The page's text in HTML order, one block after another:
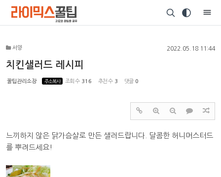
서양 2022.05.18 11:44
치킨샐러드 레시피
꿀팁관리소장 주소복사 조회 수 316 추천 수 3 댓글 0
느끼하지 않은 닭가슴살로 만든 샐러드랍니다. 달콤한 허니머스터드
를 뿌려드세요!
Sketchbook5, 스케치북5
Sketchbook5, 스케치북5